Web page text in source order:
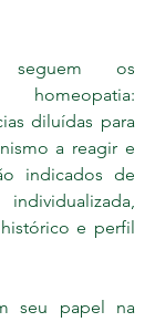
seguem os
diluídas para
a reagir e
indicados de
e perfil
seu papel na